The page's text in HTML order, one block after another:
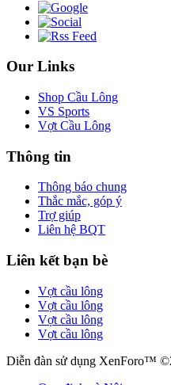
Our Links
Shop Cầu Lông
VS Sports
Vợt Cầu Lông
Thông tin
Thông báo chung
Thắc mắc, góp ý
Trợ giúp
Liên hệ BQT
Liên kết bạn bè
Vợt cầu lông
Vợt cầu lông
Vợt cầu lông
Vợt cầu lông
Diễn đàn sử dụng XenForo™